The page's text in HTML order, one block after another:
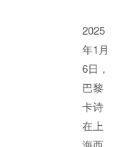
2025
年1月
6日，
巴黎
卡诗
在上